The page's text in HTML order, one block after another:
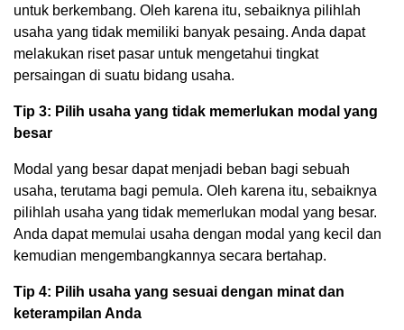
untuk berkembang. Oleh karena itu, sebaiknya pilihlah
usaha yang tidak memiliki banyak pesaing. Anda dapat
melakukan riset pasar untuk mengetahui tingkat
persaingan di suatu bidang usaha.
Tip 3: Pilih usaha yang tidak memerlukan modal yang
besar
Modal yang besar dapat menjadi beban bagi sebuah
usaha, terutama bagi pemula. Oleh karena itu, sebaiknya
pilihlah usaha yang tidak memerlukan modal yang besar.
Anda dapat memulai usaha dengan modal yang kecil dan
kemudian mengembangkannya secara bertahap.
Tip 4: Pilih usaha yang sesuai dengan minat dan
keterampilan Anda